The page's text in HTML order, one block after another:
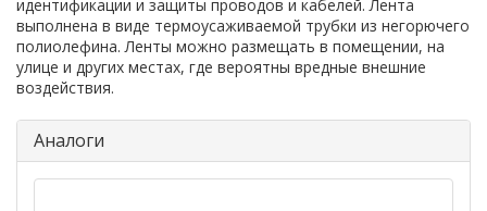
идентификации и защиты проводов и кабелей. Лента
выполнена в виде термоусаживаемой трубки из негорючего
полиолефина. Ленты можно размещать в помещении, на
улице и других местах, где вероятны вредные внешние
воздействия.
Аналоги